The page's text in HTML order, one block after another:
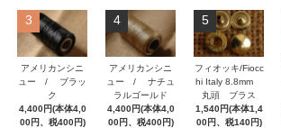
3
アメリカンシニ
ュー / ブラッ
ク
4,400円(本体4,0
00円、税400円)
4
アメリカンシニ
ュー / ナチュ
ラルゴールド
4,400円(本体4,0
00円、税400円)
5
フィオッキ/Fiocc
hi Italy 8.8mm
丸頭 ブラス
1,540円(本体1,4
00円、税140円)